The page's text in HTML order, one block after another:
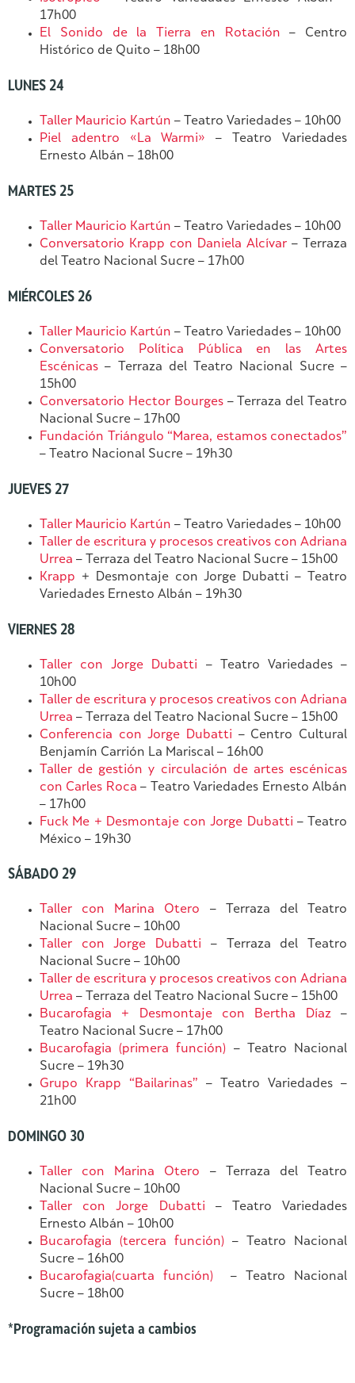
17h00
El Sonido de la Tierra en Rotación – Centro
Histórico de Quito – 18h00
LUNES 24
Taller Mauricio Kartún – Teatro Variedades – 10h00
Piel adentro «La Warmi» – Teatro Variedades
Ernesto Albán – 18h00
MARTES 25
Taller Mauricio Kartún – Teatro Variedades – 10h00
Conversatorio Krapp con Daniela Alcívar – Terraza
del Teatro Nacional Sucre – 17h00
MIÉRCOLES 26
Taller Mauricio Kartún – Teatro Variedades – 10h00
Conversatorio Política Pública en las Artes
Escénicas – Terraza del Teatro Nacional Sucre –
15h00
Conversatorio Hector Bourges– Terraza del Teatro
Nacional Sucre – 17h00
Fundación Triángulo “Marea, estamos conectados”
– Teatro Nacional Sucre – 19h30
JUEVES 27
Taller Mauricio Kartún – Teatro Variedades – 10h00
Taller de escritura y procesos creativos con Adriana
Urrea – Terraza del Teatro Nacional Sucre – 15h00
Krapp + Desmontaje con Jorge Dubatti – Teatro
Variedades Ernesto Albán – 19h30
VIERNES 28
Taller con Jorge Dubatti – Teatro Variedades –
10h00
Taller de escritura y procesos creativos con Adriana
Urrea – Terraza del Teatro Nacional Sucre – 15h00
Conferencia con Jorge Dubatti – Centro Cultural
Benjamín Carrión La Mariscal – 16h00
Taller de gestión y circulación de artes escénicas
con Carles Roca – Teatro Variedades Ernesto Albán
– 17h00
Fuck Me + Desmontaje con Jorge Dubatti – Teatro
México – 19h30
SÁBADO 29
Taller con Marina Otero – Terraza del Teatro
Nacional Sucre – 10h00
Taller con Jorge Dubatti – Terraza del Teatro
Nacional Sucre – 10h00
Taller de escritura y procesos creativos con Adriana
Urrea – Terraza del Teatro Nacional Sucre – 15h00
Bucarofagia + Desmontaje con Bertha Díaz–
Teatro Nacional Sucre – 17h00
Bucarofagia (primera función) – Teatro Nacional
Sucre – 19h30
Grupo Krapp “Bailarinas”
– Teatro Variedades –
21h00
DOMINGO 30
Taller con Marina Otero – Terraza del Teatro
Nacional Sucre – 10h00
Taller con Jorge Dubatti – Teatro Variedades
Ernesto Albán – 10h00
Bucarofagia (tercera función) – Teatro Nacional
Sucre – 16h00
Bucarofagia(cuarta función)
– Teatro Nacional
Sucre – 18h00
*Programación sujeta a cambios